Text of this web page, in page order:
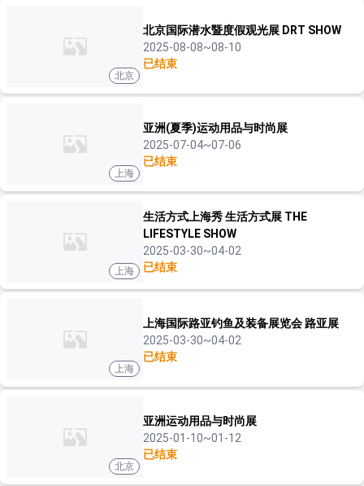
北京
北京国际潜水暨度假观光展 DRT SHOW
2025-08-08~08-10
已结束
上海
亚洲(夏季)运动用品与时尚展
2025-07-04~07-06
已结束
上海
生活方式上海秀 生活方式展 THE
LIFESTYLE SHOW
2025-03-30~04-02
已结束
上海
上海国际路亚钓鱼及装备展览会 路亚展
2025-03-30~04-02
已结束
北京
亚洲运动用品与时尚展
2025-01-10~01-12
已结束